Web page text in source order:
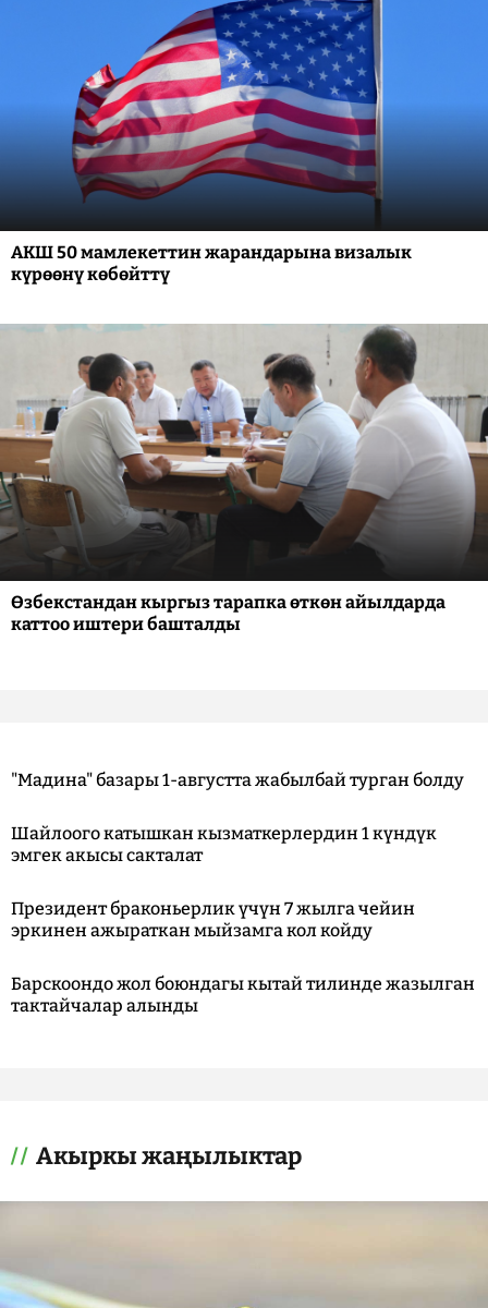
АКШ 50 мамлекеттин жарандарына визалык
күрөөнү көбөйттү
Өзбекстандан кыргыз тарапка өткөн айылдарда
каттоо иштери башталды
"Мадина" базары 1-августта жабылбай турган болду
Шайлоого катышкан кызматкерлердин 1 күндүк
эмгек акысы сакталат
Президент браконьерлик үчүн 7 жылга чейин
эркинен ажыраткан мыйзамга кол койду
Барскоондо жол боюндагы кытай тилинде жазылган
тактайчалар алынды
Акыркы жаңылыктар